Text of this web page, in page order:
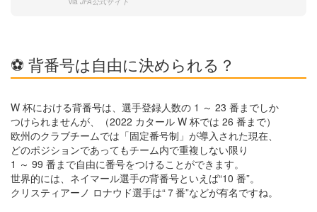
⚽ 背番号は自由に決められる？
W 杯における背番号は、選手登録人数の 1 ～ 23 番までしか
つけられませんが、（2022 カタール W 杯では 26 番まで）
欧州のクラブチームでは「固定番号制」が導入された現在、
どのポジションであってもチーム内で重複しない限り
1 ～ 99 番まで自由に番号をつけることができます。
世界的には、ネイマール選手の背番号といえば“10 番”。
クリスティアーノ ロナウド選手は“７番”などが有名ですね。